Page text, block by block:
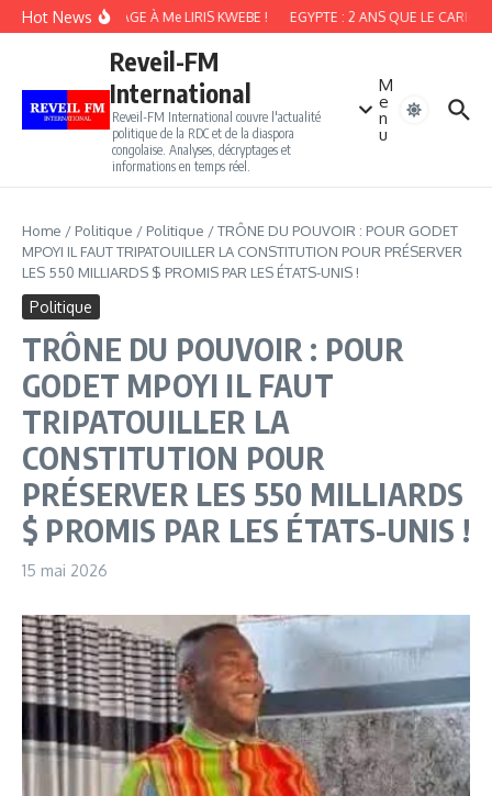
Aller au contenu
Hot NewsHOMMAGE À Me LIRIS KWEBE ! EGYPTE : 2 ANS QUE LE
Reveil-FM
International
Reveil-FM International couvre l'actualité
politique de la RDC et de la diaspora
congolaise. Analyses, décryptages et
informations en temps réel.
M
e
n
u
Home / Politique / Politique /TRÔNE DU POUVOIR : POUR GODET
MPOYI IL FAUT TRIPATOUILLER LA CONSTITUTION POUR PRÉSERVER
LES 550 MILLIARDS $ PROMIS PAR LES ÉTATS-UNIS !
Politique
TRÔNE DU POUVOIR : POUR
GODET MPOYI IL FAUT
TRIPATOUILLER LA
CONSTITUTION POUR
PRÉSERVER LES 550 MILLIARDS
$ PROMIS PAR LES ÉTATS-UNIS !
15 mai 2026